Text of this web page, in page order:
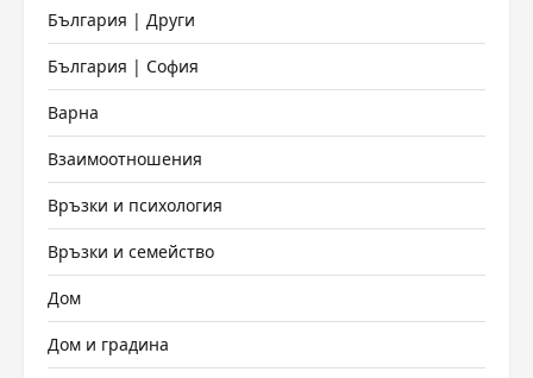
България | Други
България | София
Варна
Взаимоотношения
Връзки и психология
Връзки и семейство
Дом
Дом и градина